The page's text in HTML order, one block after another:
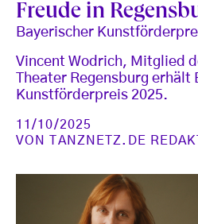
Freude in
Bayerischer
Vincent Wodrich, Mitglied
Theater Regensburg erhält
Kunstförderpreis 2025.
11/10/2025
VON
TANZNETZ.DE